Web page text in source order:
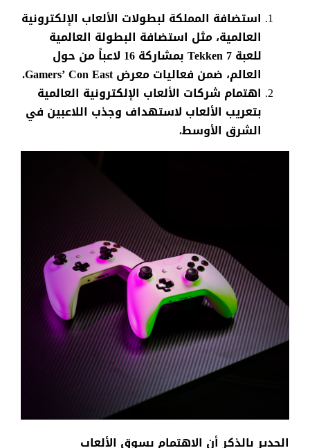
استضافة المملكة لبطولات الألعاب الإلكترونية
العالمية، مثل استضافة البطولة العالمية
للعبة Tekken 7 بمشاركة 16 لاعباً من حول
العالم، ضمن فعاليات معرض Gamers’ Con East.
اهتمام شركات الألعاب الإلكترونية العالمية
بتعريب الألعاب لاستهداف وجذب اللاعبين في
الشرق الأوسط.
الجديربالذكرأن الاهتمام بسوق الألعاب